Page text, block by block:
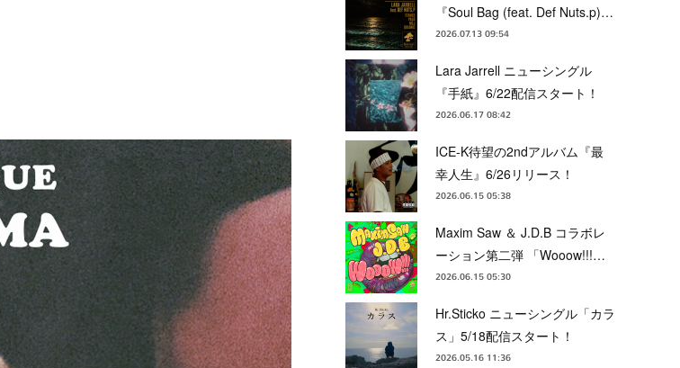
『Soul Bag (feat. Def Nuts.p)…
2026.07.13 09:54
Lara Jarrell ニューシングル
『手紙』6/22配信スタート！
2026.06.17 08:42
ICE-K待望の2ndアルバム『最
幸人生』6/26リリース！
2026.06.15 05:38
Maxim Saw ＆ J.D.B コラボレ
ーション第二弾 「Wooow!!!…
2026.06.15 05:30
Hr.Sticko ニューシングル「カラ
ス」5/18配信スタート！
2026.05.16 11:36